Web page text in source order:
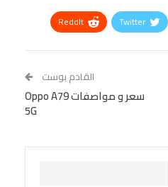
Twitter
ReddIt
VK
القادم بوست
سعر و مواصفات Oppo A79
5G